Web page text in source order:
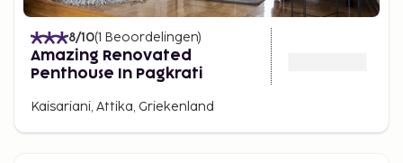
8/10(1 Beoordelingen)
Amazing Renovated
Penthouse In Pagkrati
Kaisariani, Attika, Griekenland